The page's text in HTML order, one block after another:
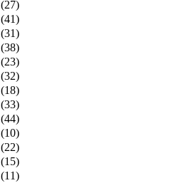
(27)
(41)
(31)
(38)
(23)
(32)
(18)
(33)
(44)
(10)
(22)
(15)
(11)